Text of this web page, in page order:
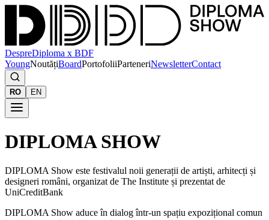
DespreDiploma x BDF
YoungNoutățiBoardPortofoliiParteneriNewsletterContact
RO EN
DIPLOMA SHOW
DIPLOMA Show este festivalul noii generații de artiști, arhitecți și
designeri români, organizat de The Institute și prezentat de
UniCreditBank
DIPLOMA Show aduce în dialog într-un spațiu expozițional comun